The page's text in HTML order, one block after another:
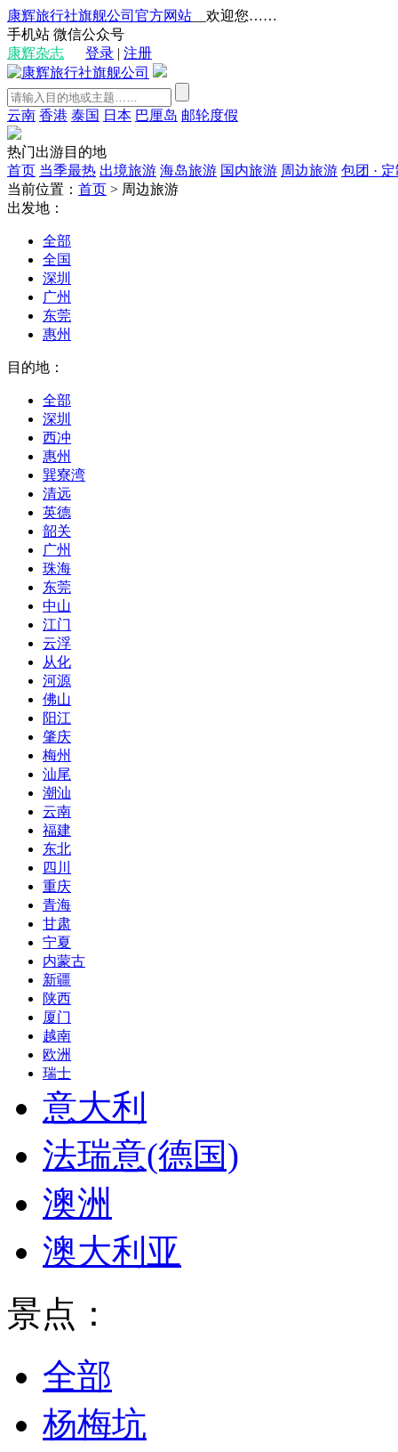
康辉旅行社旗舰公司官方网站 __欢迎您……
手机站 微信公众号
康辉杂志
登录 | 注册
云南 香港 泰国 日本 巴厘岛 邮轮度假
热门出游目的地
首页 当季最热 出境旅游 海岛旅游 国内旅游 周边旅游 包团 ·
当前位置： 首页 > 周边旅游
出发地：
全部
全国
深圳
广州
东莞
惠州
目的地：
全部
深圳
西冲
惠州
巽寮湾
清远
英德
韶关
广州
珠海
东莞
中山
江门
云浮
从化
河源
佛山
阳江
肇庆
梅州
汕尾
潮汕
云南
福建
东北
四川
重庆
青海
甘肃
宁夏
内蒙古
新疆
陕西
厦门
越南
欧洲
瑞士
意大利
法瑞意(德国)
澳洲
澳大利亚
景点：
全部
杨梅坑